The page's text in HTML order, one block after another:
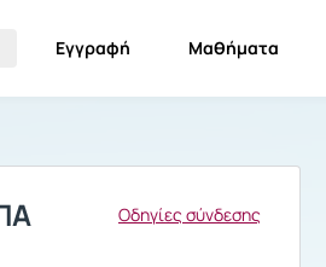
Εγγραφή Μαθήματα
Οδηγίες σύνδεσης